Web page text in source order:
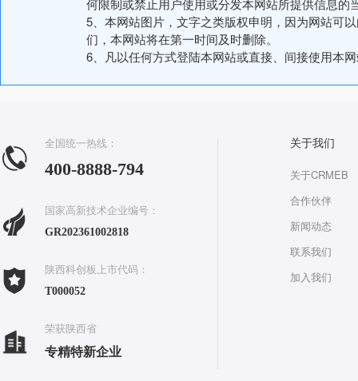
何限制或禁止用户使用或分发本网站所提供信息的
5、本网站图片，文字之类版权申明，因为网站可
们，本网站将在第一时间及时删除。
6、凡以任何方式登陆本网站或直接、间接使用本
全国统一热线：
400-8888-794
国家高新技术企业编号：
GR202361002818
陕西科创板上市代码：
T000052
荣获陕西省
专精特新企业
关于我们
关于CRMEB
合作伙伴
新闻动态
联系我们
加入我们